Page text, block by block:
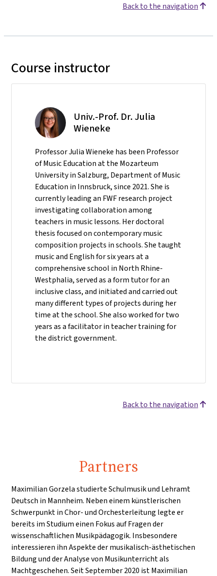
Back to the navigation
Course instructor
Univ.-Prof. Dr. Julia
Wieneke
Professor Julia Wieneke has been Professor
of Music Education at the Mozarteum
University in Salzburg, Department of Music
Education in Innsbruck, since 2021. She is
currently leading an FWF research project
investigating collaboration among
teachers in music lessons. Her doctoral
thesis focused on contemporary music
composition projects in schools. She taught
music and English for six years at a
comprehensive school in North Rhine-
Westphalia, served as a form tutor for an
inclusive class, and initiated and carried out
many different types of projects during her
time at the school. She also worked for two
years as a facilitator in teacher training for
the district government.
Back to the navigation
Partners
Maximilian Gorzela studierte Schulmusik und Lehramt
Deutsch in Mannheim. Neben einem künstlerischen
Schwerpunkt in Chor- und Orchesterleitung legte er
bereits im Studium einen Fokus auf Fragen der
wissenschaftlichen Musikpädagogik. Insbesondere
interessieren ihn Aspekte der musikalisch-ästhetischen
Bildung und der Analyse von Musikunterricht als
Machtgeschehen. Seit September 2020 ist Maximilian